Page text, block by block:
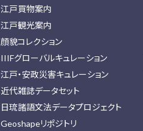
江戸買物案内
江戸観光案内
顔貌コレクション
IIIFグローバルキュレーション
江戸・安政災害キュレーション
近代雑誌データセット
日琉諸語文法データプロジェクト
Geoshapeリポジトリ